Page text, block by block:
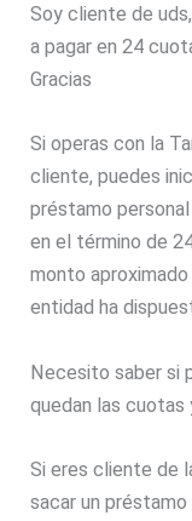
Soy cliente de
a pagar en 24
Gracias
Si operas con la
cliente, puedes
préstamo
en el término de
monto
entidad ha
Necesito saber si
quedan las cuotas
Si eres cliente de
sacar un